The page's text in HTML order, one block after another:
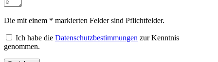
Die mit einem * markierten Felder sind Pflichtfelder.
Ich habe die Datenschutzbestimmungen zur Kenntnis
genommen.